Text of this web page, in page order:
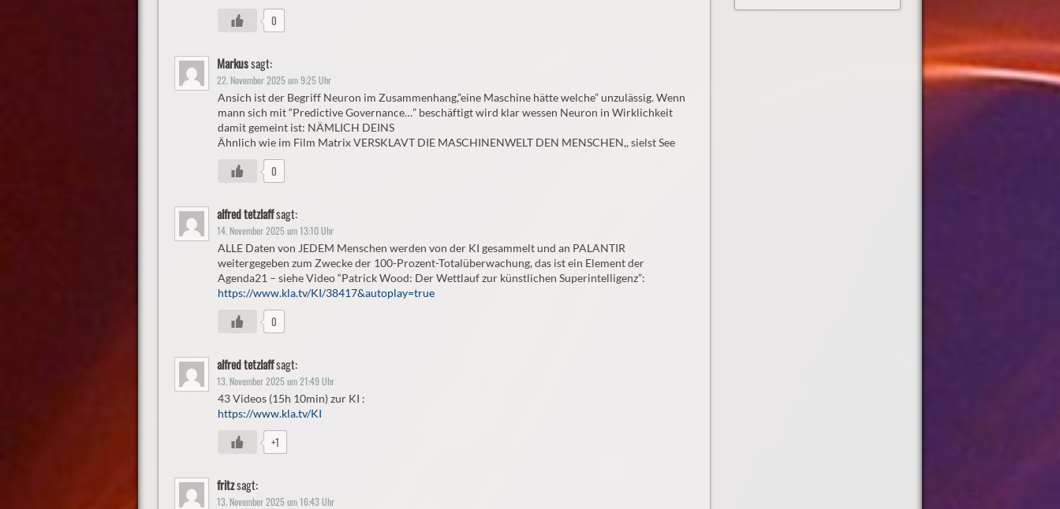
0
Markussagt:
22. November 2025 um 9:25 Uhr
Ansich ist der Begriff Neuron im Zusammenhang,”eine Maschine hätte welche” unzulässig. Wenn
mann sich mit “Predictive Governance…” beschäftigt wird klar wessen Neuron in Wirklichkeit
damit gemeint ist: NÄMLICH DEINS
Ähnlich wie im Film Matrix VERSKLAVT DIE MASCHINENWELT DEN MENSCHEN,, sielst See
0
alfred tetzlaffsagt:
14. November 2025 um 13:10 Uhr
ALLE Daten von JEDEM Menschen werden von der KI gesammelt und an PALANTIR
weitergegeben zum Zwecke der 100-Prozent-Totalüberwachung, das ist ein Element der
Agenda21 – siehe Video “Patrick Wood: Der Wettlauf zur künstlichen Superintelligenz”:
https://www.kla.tv/KI/38417&autoplay=true
0
alfred tetzlaffsagt:
13. November 2025 um 21:49 Uhr
43 Videos (15h 10min) zur KI :
https://www.kla.tv/KI
+1
fritzsagt:
13. November 2025 um 16:43 Uhr